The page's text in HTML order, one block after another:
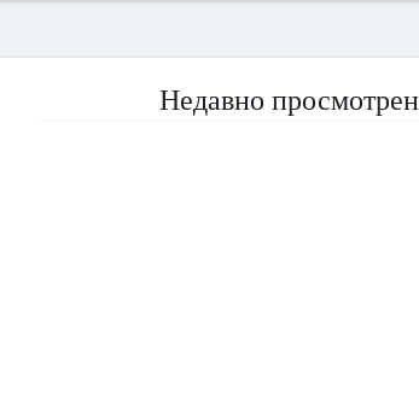
Недавно